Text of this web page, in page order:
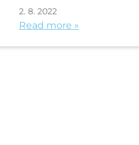
2. 8. 2022
Read more »